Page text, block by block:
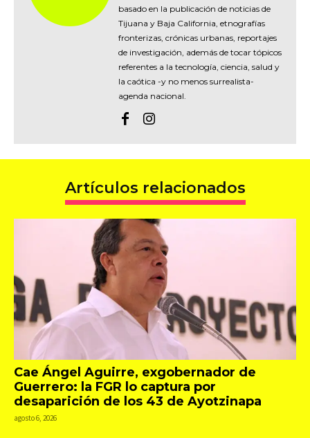
basado en la publicación de noticias de
Tijuana y Baja California, etnografías
fronterizas, crónicas urbanas, reportajes
de investigación, además de tocar tópicos
referentes a la tecnología, ciencia, salud y
la caótica -y no menos surrealista-
agenda nacional.
Artículos relacionados
Cae Ángel Aguirre, exgobernador de
Guerrero: la FGR lo captura por
desaparición de los 43 de Ayotzinapa
agosto 6, 2026